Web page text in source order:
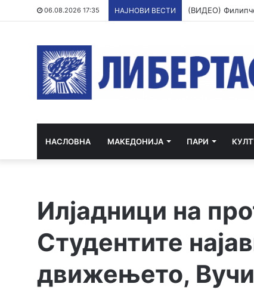
06.08.2026 17:35 НАЈНОВИ ВЕСТИ
НАСЛОВНА МАКЕДОНИЈА ПАРИ
Илјадници на
Студентите
движењето,